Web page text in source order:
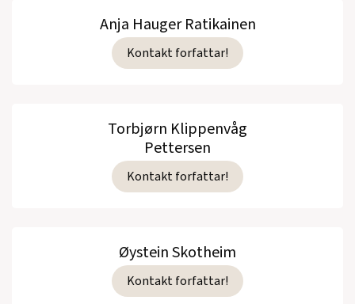
Anja Hauger Ratikainen
Kontakt forfattar!
Torbjørn Klippenvåg
Pettersen
Kontakt forfattar!
Øystein Skotheim
Kontakt forfattar!